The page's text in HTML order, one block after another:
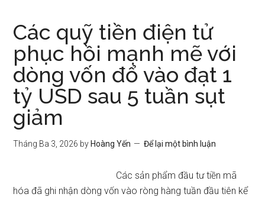
Các quỹ tiền điện tử
phục hồi mạnh mẽ với
dòng vốn đổ vào đạt 1
tỷ USD sau 5 tuần sụt
giảm
Tháng Ba 3, 2026 by Hoàng Yến Để lại một bình luận
Các sản phẩm đầu tư tiền mã
hóa đã ghi nhận dòng vốn vào ròng hàng tuần đầu tiên kể